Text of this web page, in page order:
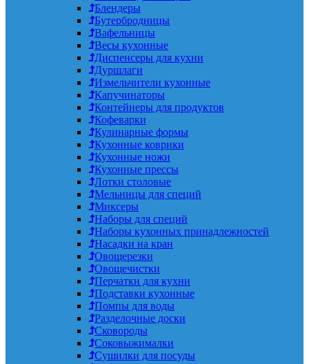
Блендеры
Бутербродницы
Вафельницы
Весы кухонные
Диспенсеры для кухни
Дуршлаги
Измельчители кухонные
Капучинаторы
Контейнеры для продуктов
Кофеварки
Кулинарные формы
Кухонные коврики
Кухонные ножи
Кухонные прессы
Лотки столовые
Мельницы для специй
Миксеры
Наборы для специй
Наборы кухонных принадлежностей
Насадки на кран
Овощерезки
Овощечистки
Перчатки для кухни
Подставки кухонные
Помпы для воды
Разделочные доски
Сковороды
Соковыжималки
Сушилки для посуды